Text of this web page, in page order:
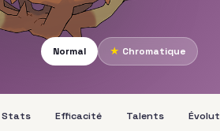
Normal
★ Chromatique
Stats Efficacité Talents